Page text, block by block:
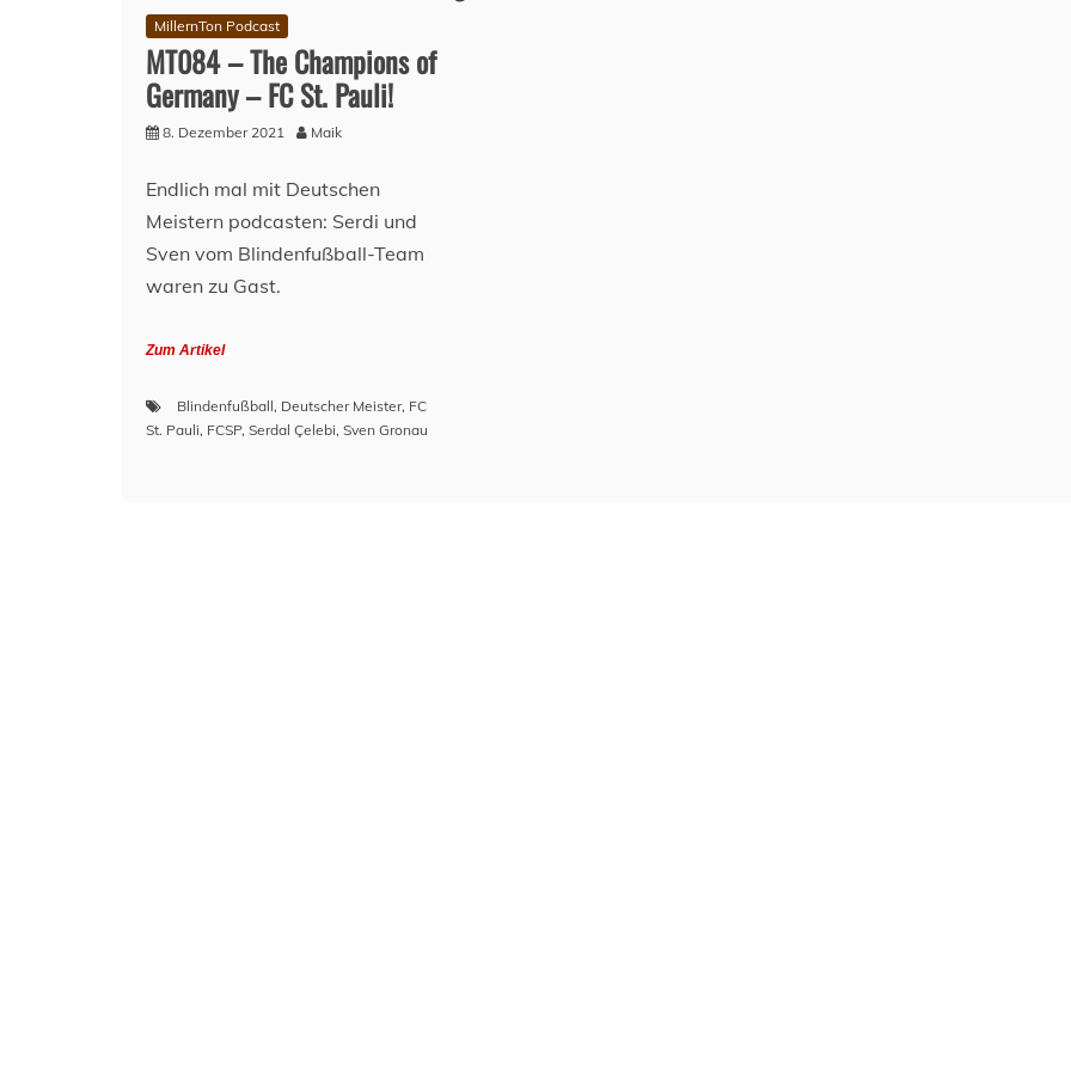
MillernTon Podcast
MT084 – The Champions of
Germany – FC St. Pauli!
8. Dezember 2021 Maik
Endlich mal mit Deutschen
Meistern podcasten: Serdi und
Sven vom Blindenfußball-Team
waren zu Gast.
Zum Artikel
Blindenfußball, Deutscher Meister, FC
St. Pauli, FCSP, Serdal Çelebi, Sven Gronau